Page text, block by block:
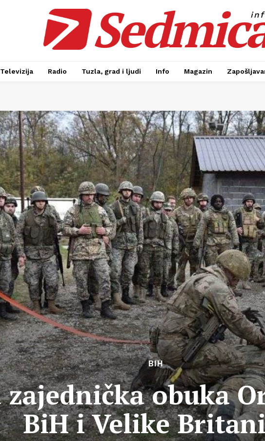
Televizija Radio Tuzla, grad i ljudi Info Magazin
BIH
zajednička obuka
BiH i Velike